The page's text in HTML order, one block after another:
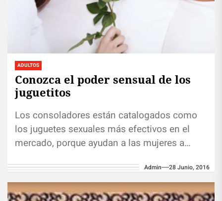
ADULTOS
Conozca el poder sensual de los
juguetitos
Los consoladores están catalogados como
los juguetes sexuales más efectivos en el
mercado, porque ayudan a las mujeres a
Admin 28 Junio, 2016